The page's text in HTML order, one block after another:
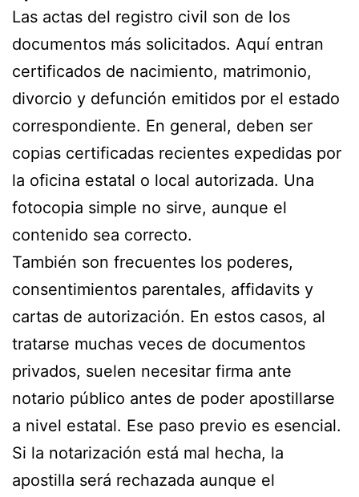
Las actas del registro civil son de los
documentos más solicitados. Aquí entran
certificados de nacimiento, matrimonio,
divorcio y defunción emitidos por el estado
correspondiente. En general, deben ser
copias certificadas recientes expedidas por
la oficina estatal o local autorizada. Una
fotocopia simple no sirve, aunque el
contenido sea correcto.
También son frecuentes los poderes,
consentimientos parentales, affidavits y
cartas de autorización. En estos casos, al
tratarse muchas veces de documentos
privados, suelen necesitar firma ante
notario público antes de poder apostillarse
a nivel estatal. Ese paso previo es esencial.
Si la notarización está mal hecha, la
apostilla será rechazada aunque el